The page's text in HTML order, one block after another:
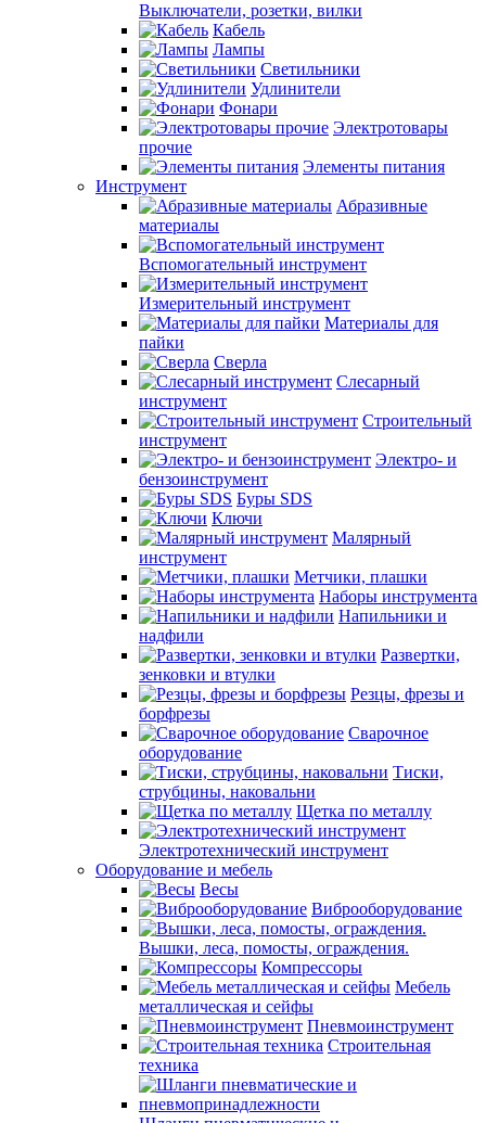
Выключатели, розетки, вилки
Кабель
Лампы
Светильники
Удлинители
Фонари
Электротовары
прочие
Элементы питания
Инструмент
Абразивные
материалы
Вспомогательный инструмент
Измерительный инструмент
Материалы для
пайки
Сверла
Слесарный
инструмент
Строительный
инструмент
Электро- и
бензоинструмент
Буры SDS
Ключи
Малярный
инструмент
Метчики, плашки
Наборы инструмента
Напильники и
надфили
Развертки,
зенковки и втулки
Резцы, фрезы и
борфрезы
Сварочное
оборудование
Тиски,
струбцины, наковальни
Щетка по металлу
Электротехнический инструмент
Оборудование и мебель
Весы
Виброоборудование
Вышки, леса, помосты, ограждения.
Компрессоры
Мебель
металлическая и сейфы
Пневмоинструмент
Строительная
техника